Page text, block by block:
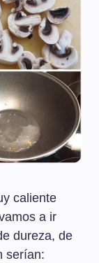
caliente
a ir
dureza, de
serían: